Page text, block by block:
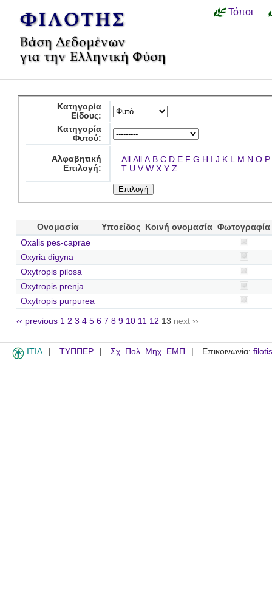
Τόποι
Κατηγορία
Είδους:
Κατηγορία
Φυτού:
Αλφαβητική
Επιλογή:
All All A B C D E F G H I J K L M N O P
T U V W X Y Z
Ονομασία Υποείδος Κοινή ονομασία Φωτογραφία
Oxalis pes-caprae
Oxyria digyna
Oxytropis pilosa
Oxytropis prenja
Oxytropis purpurea
‹‹ previous 1 2 3 4 5 6 7 8 9 10 11 12 13 next ››
ITIA ΤΥΠΠΕΡ Σχ. Πολ. Μηχ. ΕΜΠ Επικοινωνία: